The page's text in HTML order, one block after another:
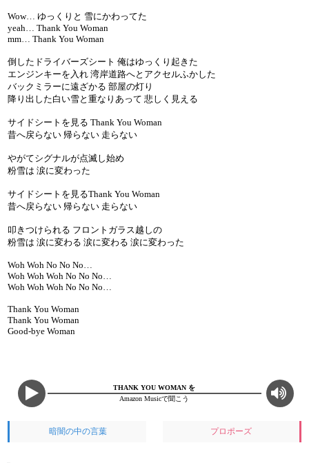
Wow… ゆっくりと 雪にかわってた
yeah… Thank You Woman
mm… Thank You Woman
倒したドライバーズシート 俺はゆっくり起きた
エンジンキーを入れ 湾岸道路へとアクセルふかした
バックミラーに遠ざかる 部屋の灯り
降り出した白い雪と重なりあって 悲しく見える
サイドシートを見る Thank You Woman
昔へ戻らない 帰らない 走らない
やがてシグナルが点滅し始め
粉雪は 涙に変わった
サイドシートを見るThank You Woman
昔へ戻らない 帰らない 走らない
叩きつけられる フロントガラス越しの
粉雪は 涙に変わる 涙に変わる 涙に変わった
Woh Woh No No No…
Woh Woh Woh No No No…
Woh Woh Woh No No No…
Thank You Woman
Thank You Woman
Good-bye Woman
THANK YOU WOMAN を
Amazon Musicで聞こう
暗闇の中の言葉 プロポーズ